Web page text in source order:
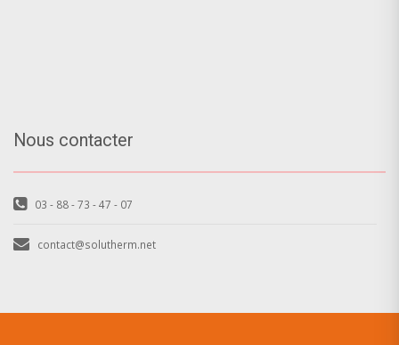
Nous contacter
03 - 88 - 73 - 47 - 07
contact@solutherm.net